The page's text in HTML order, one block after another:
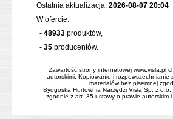
Ostatnia aktualizacja: 2026-08-07 20:04
W ofercie:
- 48933 produktów,
- 35 producentów.
Zawartość strony internetowej www.visla.pl
autorskimi. Kopiowanie i rozpowszechnianie
materiałów bez pisemnej
Bydgoska Hurtownia Narzędzi Visła Sp. z
zgodnie z art. 35 ustawy o prawie autorskim i